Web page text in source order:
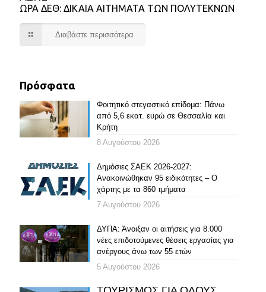
ΩΡΑ ΔΕΘ: ΔΙΚΑΙΑ ΑΙΤΗΜΑΤΑ ΤΩΝ ΠΟΛΥΤΕΚΝΩΝ
Διαβάστε περισσότερα
Πρόσφατα
Φοιτητικό στεγαστικό επίδομα: Πάνω
από 5,6 εκατ. ευρώ σε Θεσσαλία και
Κρήτη
8 Αυγούστου 2026
Δημόσιες ΣΑΕΚ 2026-2027:
Ανακοινώθηκαν 95 ειδικότητες – Ο
χάρτης με τα 860 τμήματα
7 Αυγούστου 2026
ΔΥΠΑ: Άνοιξαν οι αιτήσεις για 8.000
νέες επιδοτούμενες θέσεις εργασίας για
ανέργους άνω των 55 ετών
5 Αυγούστου 2026